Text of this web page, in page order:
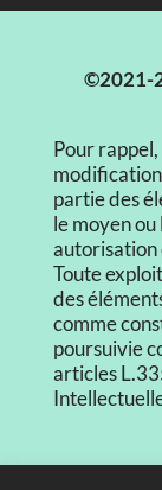
©2021-
Pour
partie des
le moyen
autorisation
Toute
des
comme
poursuivie
articles